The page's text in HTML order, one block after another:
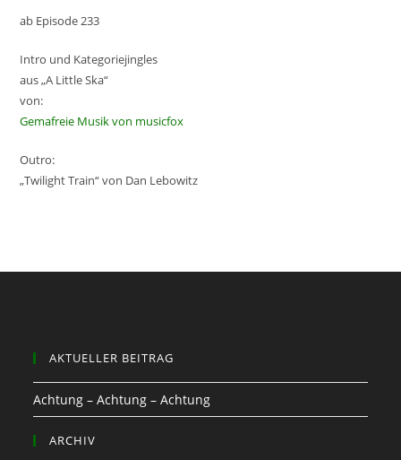
ab Episode 233
Intro und Kategoriejingles
aus „A Little Ska“
von:
Gemafreie Musik von musicfox
Outro:
„Twilight Train“ von Dan Lebowitz
AKTUELLER BEITRAG
Achtung – Achtung – Achtung
ARCHIV